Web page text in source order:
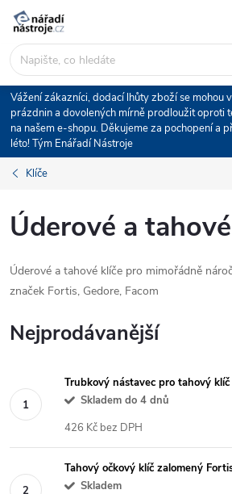
Přejít
obsah
Vážení zákazníci, dodací lhůty zboží se mohou
prázdnin a dovolených mírně prodloužit oproti
na našem e-shopu. Děkujeme za pochopení a
léto! Tým Enářadí Nástroje
Klíče
Úderové a
Úderové a tahové klíče pro mimořádně
značek Fortis, Gedore, Facom
Nejprodávanější
Trubkový nástavec pro tahový
Skladem do 4 dnů
426 Kč bez DPH
Tahový očkový klíč zalomený
Skladem